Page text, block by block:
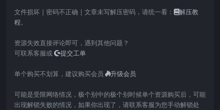
文件损坏 | 密码不正确 | 文章未写解压密码，请统一看：
解压教
程。
资源失效直接评论即可，遇到其他问题？
可联系客服或
提交工单
单个购买不划算，建议购买会员 升级会员
可能是受限网络情况，极个别中的极个别时候单个资源购买后，可能
出现解锁失败的情况，如果你出现了，请联系客服为您手动解锁处